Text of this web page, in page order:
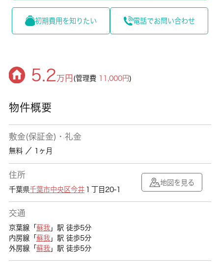
初期費用を知りたい 電話でお問い合わせ
5.2万円 (管理費 11,000円)
物件概要
敷金(保証金)・礼金
無料 ／ 1ヶ月
住所
千葉県千葉市中央区今井１丁目20-1
地図を見る
交通
京葉線「 蘇我」駅 徒歩5分
内房線「 蘇我」駅 徒歩5分
外房線「 蘇我」駅 徒歩5分